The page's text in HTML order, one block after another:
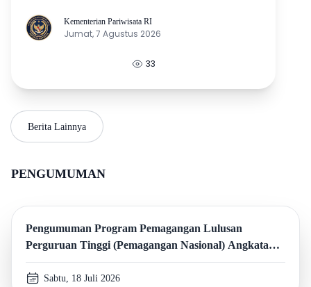
masyarakat menjadi daya tarik utama yang
mengundang wisatawan domestik maupun
mancanegara. Namun, di balik pengalaman
terdapat banyak profesi yang bekerja tanpa
lelah untuk memastikan setiap perjalanan
berlangsung aman, nyaman, dan berkesan.
K
Kementerian Pariwisata RI
Jumat, 7 Agustus 2026
33
Berita Lainnya
PENGUMUMAN
Pengumuman Program Pemagangan Lulusan
Perguruan Tinggi (Pemagangan Nasional) Angkatan 2
Kementerian Pariwisata Republik Indonesia Tahun
2026Sabtu, 18 Juli 2026